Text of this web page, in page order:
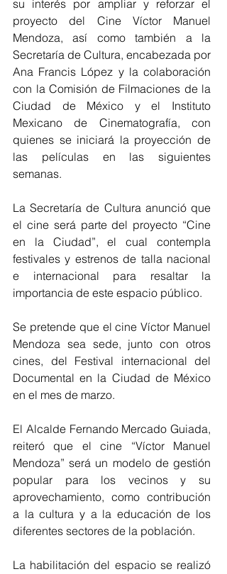
su interés por ampliar y reforzar el
proyecto del Cine Víctor Manuel
Mendoza, así como también a la
Secretaría de Cultura, encabezada por
Ana Francis López y la colaboración
con la Comisión de Filmaciones de la
Ciudad de México y el Instituto
Mexicano de Cinematografía, con
quienes se iniciará la proyección de
las películas en las siguientes
semanas.
La Secretaría de Cultura anunció que
el cine será parte del proyecto “Cine
en la Ciudad”, el cual contempla
festivales y estrenos de talla nacional
e internacional para resaltar la
importancia de este espacio público.
Se pretende que el cine Víctor Manuel
Mendoza sea sede, junto con otros
cines, del Festival internacional del
Documental en la Ciudad de México
en el mes de marzo.
El Alcalde Fernando Mercado Guiada,
reiteró que el cine “Víctor Manuel
Mendoza” será un modelo de gestión
popular para los vecinos y su
aprovechamiento, como contribución
a la cultura y a la educación de los
diferentes sectores de la población.
La habilitación del espacio se realizó